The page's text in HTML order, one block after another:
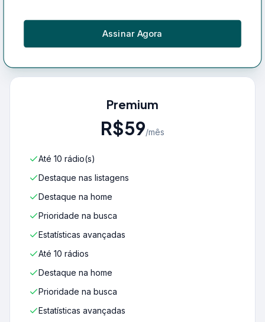
Assinar Agora
Premium
R$59/mês
Até 10 rádio(s)
Destaque nas listagens
Destaque na home
Prioridade na busca
Estatísticas avançadas
Até 10 rádios
Destaque na home
Prioridade na busca
Estatísticas avançadas